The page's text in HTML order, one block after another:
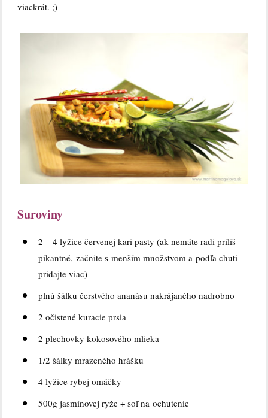
viackrát. ;)
Suroviny
2 – 4 lyžice červenej kari pasty (ak nemáte radi príliš
pikantné, začnite s menším množstvom a podľa chuti
pridajte viac)
plnú šálku čerstvého ananásu nakrájaného nadrobno
2 očistené kuracie prsia
2 plechovky kokosového mlieka
1/2 šálky mrazeného hrášku
4 lyžice rybej omáčky
500g jasmínovej ryže + soľ na ochutenie